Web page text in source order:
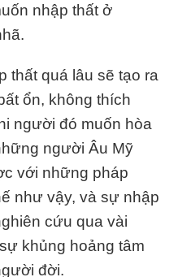
nhập thất ở
thất quá lâu sẽ tạo ra
ổn, không thích
người đó muốn hòa
người Âu Mỹ
với những pháp
như vậy, và sự nhập
cứu qua vài
khủng hoảng tâm
đời.